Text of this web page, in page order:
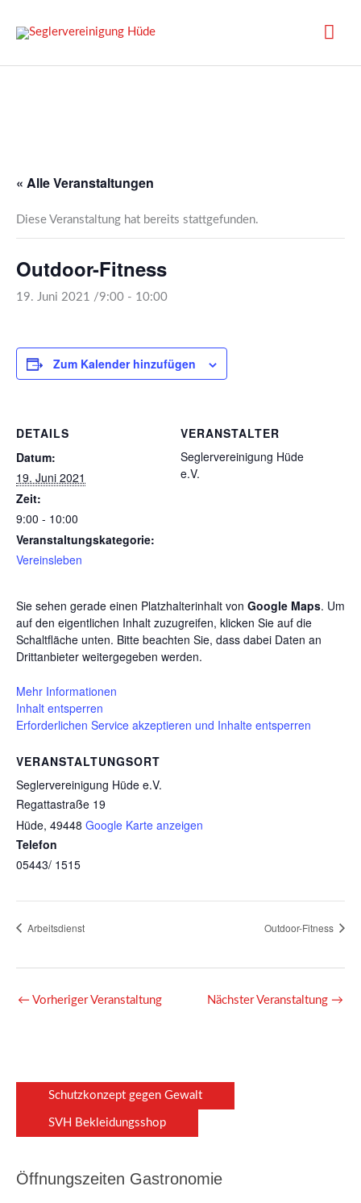
Inhalt
springen
« Alle Veranstaltungen
Diese Veranstaltung hat bereits stattgefunden.
Outdoor-Fitness
19. Juni 2021 /9:00 - 10:00
Zum Kalender hinzufügen
DETAILS
Datum:
19. Juni 2021
Zeit:
9:00 - 10:00
Veranstaltungskategorie:
Vereinsleben
VERANSTALTER
Seglervereinigung Hüde
e.V.
VERANSTALTUNGSORT
Seglervereinigung Hüde e.V.
Regattastraße 19
Hüde, 49448 Google Karte anzeigen
Telefon
05443/ 1515
Sie sehen gerade einen Platzhalterinhalt von Google Maps. Um
auf den eigentlichen Inhalt zuzugreifen, klicken Sie auf die
Schaltfläche unten. Bitte beachten Sie, dass dabei Daten an
Drittanbieter weitergegeben werden.
Mehr Informationen
Inhalt entsperren
Erforderlichen Service akzeptieren und Inhalte entsperren
Arbeitsdienst Outdoor-Fitness
← Vorheriger Veranstaltung Nächster Veranstaltung →
Schutzkonzept gegen Gewalt
SVH Bekleidungsshop
Öffnungszeiten Gastronomie